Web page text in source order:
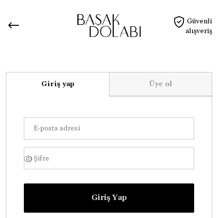
Güvenli
alışveriş
Giriş yap Üye ol
Giriş Yap